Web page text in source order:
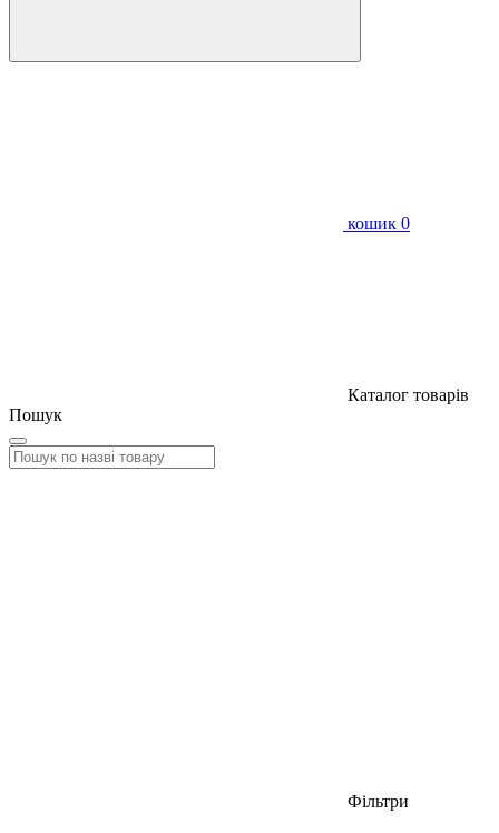
кошик 0
Каталог товарів
Пошук
Фільтри